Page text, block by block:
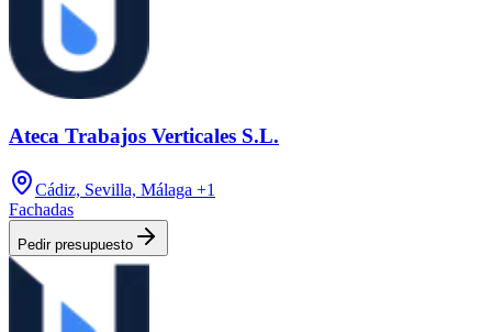
Ateca Trabajos Verticales S.L.
Cádiz, Sevilla, Málaga +1
Fachadas
Pedir presupuesto